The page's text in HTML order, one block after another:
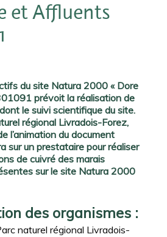
et Affluents
du site Natura 2000 « Dore
prévoit la réalisation de
le suivi scientifique du site.
régional Livradois-Forez,
l’animation du document
sur un prestataire pour réaliser
de cuivré des marais
sur le site Natura 2000
des organismes :
naturel régional Livradois-